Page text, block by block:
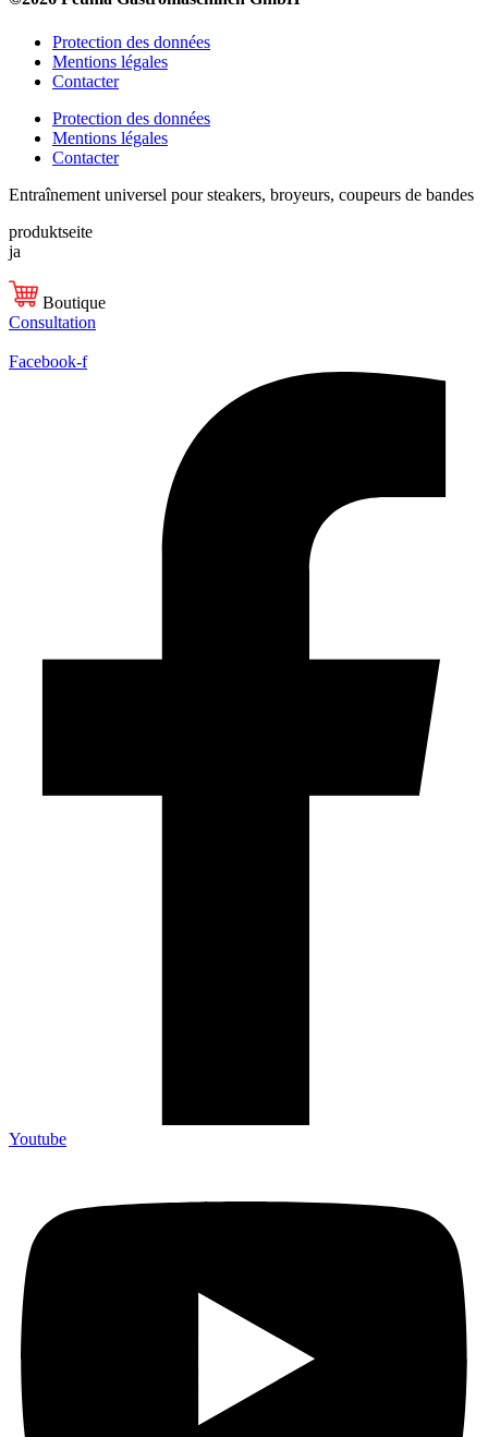
Protection des données
Mentions légales
Contacter
Protection des données
Mentions légales
Contacter
Entraînement universel pour steakers, broyeurs, coupeurs de bandes
produktseite
ja
Boutique
Consultation
Facebook-f
Youtube